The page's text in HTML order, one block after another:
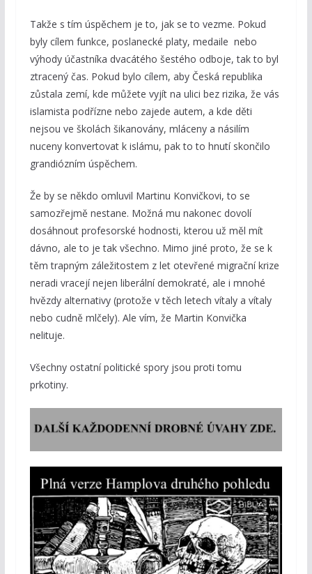
Takže s tím úspěchem je to, jak se to vezme. Pokud
byly cílem funkce, poslanecké platy, medaile nebo
výhody účastníka dvacátého šestého odboje, tak to byl
ztracený čas. Pokud bylo cílem, aby Česká republika
zůstala zemí, kde můžete vyjít na ulici bez rizika, že vás
islamista podřízne nebo zajede autem, a kde děti
nejsou ve školách šikanovány, mláceny a násilím
nuceny konvertovat k islámu, pak to to hnutí skončilo
grandiózním úspěchem.
Že by se někdo omluvil Martinu Konvičkovi, to se
samozřejmě nestane. Možná mu nakonec dovolí
dosáhnout profesorské hodnosti, kterou už měl mít
dávno, ale to je tak všechno. Mimo jiné proto, že se k
těm trapným záležitostem z let otevřené migrační krize
neradi vracejí nejen liberální demokraté, ale i mnohé
hvězdy alternativy (protože v těch letech vítaly a vítaly
nebo cudně mlčely). Ale vím, že Martin Konvička
nelituje.
Všechny ostatní politické spory jsou proti tomu
prkotiny.